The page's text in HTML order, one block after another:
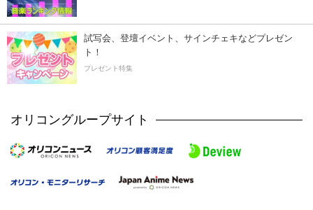
試写会、登壇イベント、サインチェキなどプレゼン
ト！
プレゼント特集
オリコングループサイト